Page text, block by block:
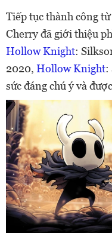
Tiếp tục thành công
Cherry đã giới thiệu
Hollow Knight:
2020, Hollow Knight:
sức đáng chú ý và